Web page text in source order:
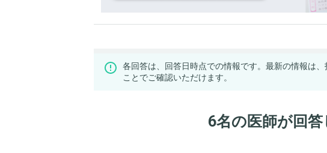
各回答は、回答日時点での情報です。最新の情報は
ことでご確認いただけます。
6名の医師が回